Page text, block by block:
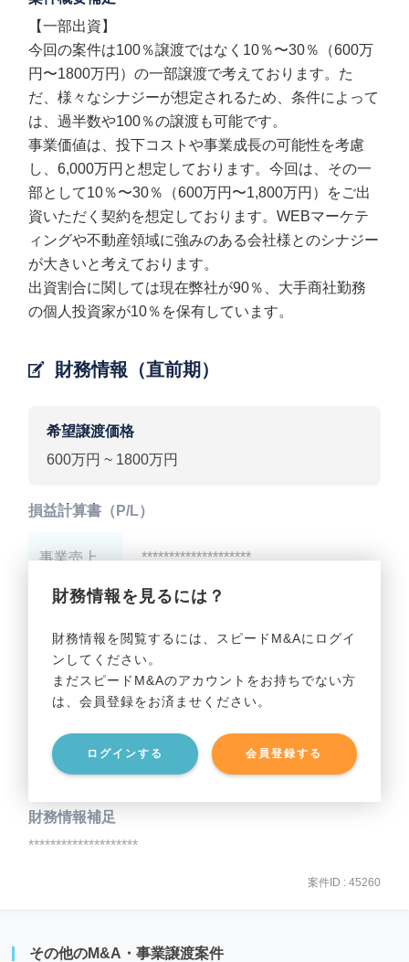
【一部出資】
今回の案件は100％譲渡ではなく10％〜30％（600万
円〜1800万円）の一部譲渡で考えております。た
だ、様々なシナジーが想定されるため、条件によって
は、過半数や100％の譲渡も可能です。
事業価値は、投下コストや事業成長の可能性を考慮
し、6,000万円と想定しております。今回は、その一
部として10％〜30％（600万円〜1,800万円）をご出
資いただく契約を想定しております。WEBマーケテ
ィングや不動産領域に強みのある会社様とのシナジー
が大きいと考えております。
出資割合に関しては現在弊社が90％、大手商社勤務
の個人投資家が10％を保有しています。
財務情報（直前期）
希望譲渡価格
600万円 ~ 1800万円
財務情報を見るには？
財務情報を閲覧するには、スピードM&Aにログイ
ンしてください。
まだスピードM&Aのアカウントをお持ちでない方
は、会員登録をお済ませください。
ログインする 会員登録する
損益計算書（P/L）
事業売上 ********************
事業利益 ********************
貸借対照表（B/S）
事業資産 ********************
事業負債 ********************
財務情報補足
********************
案件ID : 45260
その他のM&A・事業譲渡案件